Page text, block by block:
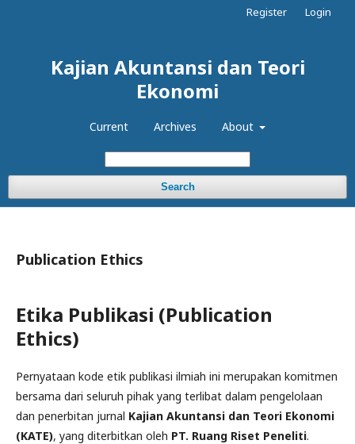
Kajian Akuntansi dan Teori
Ekonomi
Current Archives About
Search
Register Login
Publication Ethics
Etika Publikasi (Publication
Ethics)
Pernyataan kode etik publikasi ilmiah ini merupakan komitmen
bersama dari seluruh pihak yang terlibat dalam pengelolaan
dan penerbitan jurnal Kajian Akuntansi dan Teori Ekonomi
(KATE), yang diterbitkan oleh PT. Ruang Riset Peneliti.